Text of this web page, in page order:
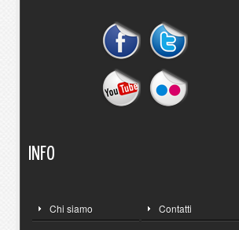
INFO
Chi siamo Contatti